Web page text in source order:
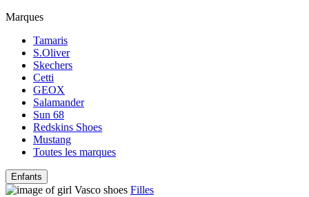
Marques
Tamaris
S.Oliver
Skechers
Cetti
GEOX
Salamander
Sun 68
Redskins Shoes
Mustang
Toutes les marques
Enfants
Filles